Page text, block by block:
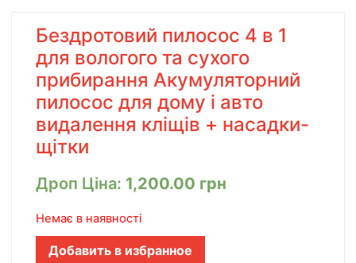
Бездротовий пилосос 4 в 1
для вологого та сухого
прибирання Акумуляторний
пилосос для дому і авто
видалення кліщів + насадки-
щітки
Дроп Ціна: 1,200.00 грн
Немає в наявності
Добавить в избранное